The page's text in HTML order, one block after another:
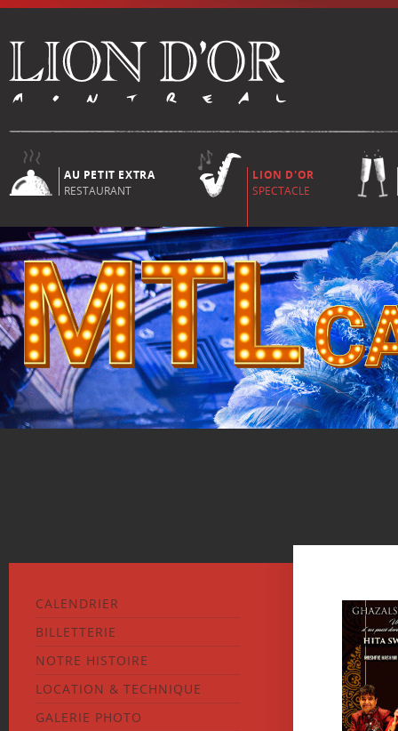
AU PETIT EXTRA
RESTAURANT
LION D'OR
SPECTACLE
CALENDRIER
BILLETTERIE
NOTRE HISTOIRE
LOCATION & TECHNIQUE
GALERIE PHOTO